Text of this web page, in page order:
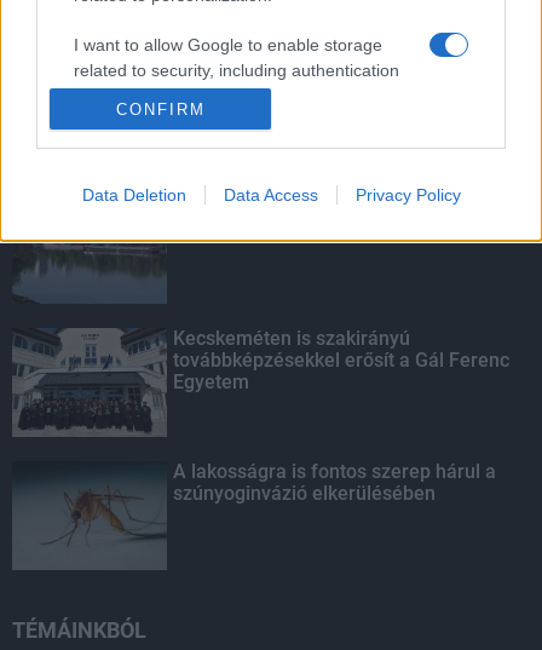
I want to allow Google to enable storage
related to security, including authentication
functionality and fraud prevention, and other
user protection.
CONFIRM
Data Deletion Data Access Privacy Policy
Megérkezett az eső a Duna
Kecskeméten is szakirányú
továbbképzésekkel erősít a Gál Ferenc
Egyetem
A lakosságra is fontos szerep hárul a
szúnyoginvázió elkerülésében
TÉMÁINKBÓL